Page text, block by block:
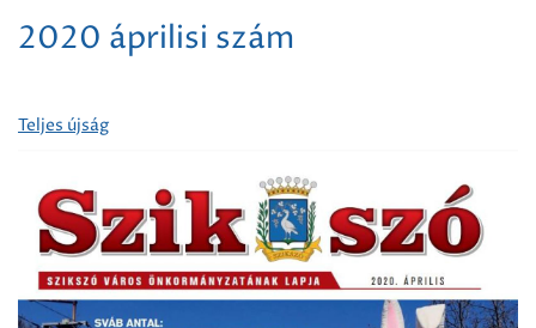
2020 áprilisi szám
Teljes újság